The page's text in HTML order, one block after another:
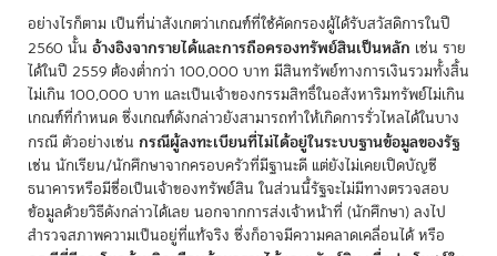
อย่างไรก็ตาม เป็นที่น่าสังเกตว่าเกณฑ์ที่ใช้คัดกรองผู้ได้รับสวัสดิการในปี
2560 นั้น อ้างอิงจากรายได้และการถือครองทรัพย์สินเป็นหลัก เช่น ราย
ได้ในปี 2559 ต้องต่ำกว่า 100,000 บาท มีสินทรัพย์ทางการเงินรวมทั้งสิ้น
ไม่เกิน 100,000 บาท และเป็นเจ้าของกรรมสิทธิ์ในอสังหาริมทรัพย์ไม่เกิน
เกณฑ์ที่กำหนด ซึ่งเกณฑ์ดังกล่าวยังสามารถทำให้เกิดการรั่วไหลได้ในบาง
กรณี ตัวอย่างเช่น กรณีผู้ลงทะเบียนที่ไม่ได้อยู่ในระบบฐานข้อมูลของรัฐ
เช่น นักเรียน/นักศึกษาจากครอบครัวที่มีฐานะดี แต่ยังไม่เคยเปิดบัญชี
ธนาคารหรือมีชื่อเป็นเจ้าของทรัพย์สิน ในส่วนนี้รัฐจะไม่มีทางตรวจสอบ
ข้อมูลด้วยวิธีดังกล่าวได้เลย นอกจากการส่งเจ้าหน้าที่ (นักศึกษา) ลงไป
สำรวจสภาพความเป็นอยู่ที่แท้จริง ซึ่งก็อาจมีความคลาดเคลื่อนได้ หรือ